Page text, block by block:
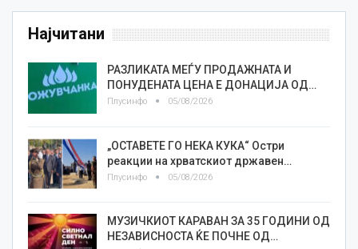
Најчитани
РАЗЛИКАТА МЕЃУ ПРОДАЖНАТА И
ПОНУДЕНАТА ЦЕНА Е ДОНАЦИЈА ОД…
Плусинфо 05/08/2026
„ОСТАВЕТЕ ГО НЕКА КУКА“ Остри
реакции на хрватскиот државен…
Плусинфо 05/08/2026
МУЗИЧКИОТ КАРАВАН ЗА 35 ГОДИНИ ОД
НЕЗАВИСНОСТА ЌЕ ПОЧНЕ ОД…